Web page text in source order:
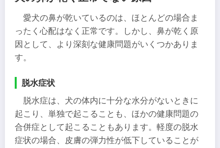
愛犬の鼻が乾いているのは、ほとんどの場合ま
ったく心配はなく正常です。しかし、鼻が乾く原
因として、より深刻な健康問題がいくつかありま
す。
脱水症状
脱水症は、犬の体内に十分な水分がないときに
起こり、単独で起こることも、ほかの健康問題の
合併症として起こることもあります。軽度の脱水
症状の場合、皮膚の弾力性が低下していることが